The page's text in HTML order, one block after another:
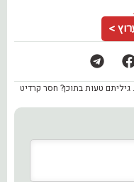
>
טעות בתוכן? חסר קרדיט